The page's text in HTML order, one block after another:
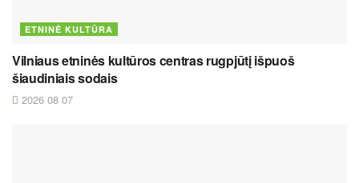
ETNINĖ KULTŪRA
Vilniaus etninės kultūros centras rugpjūtį išpuoš
šiaudiniais sodais
2026 08 07